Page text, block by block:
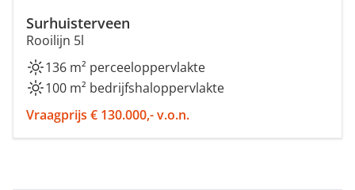
Surhuisterveen
Rooilijn 5l
136 m² perceeloppervlakte
100 m² bedrijfshaloppervlakte
Vraagprijs € 130.000,- v.o.n.